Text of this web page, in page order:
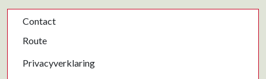
Contact
Route
Privacyverklaring